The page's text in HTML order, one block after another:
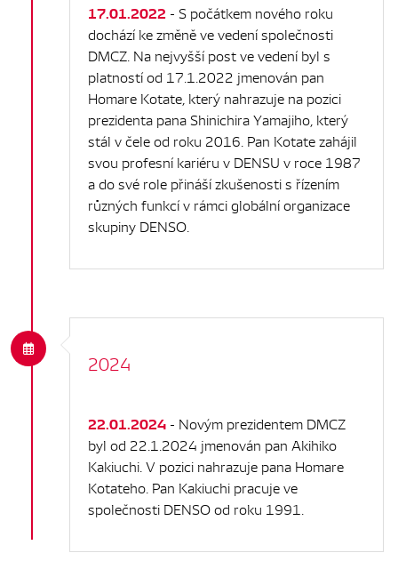
17.01.2022 - S počátkem nového roku
dochází ke změně ve vedení společnosti
DMCZ. Na nejvyšší post ve vedení byl s
platností od 17.1.2022 jmenován pan
Homare Kotate, který nahrazuje na pozici
prezidenta pana Shinichira Yamajiho, který
stál v čele od roku 2016. Pan Kotate zahájil
svou profesní kariéru v DENSU v roce 1987
a do své role přináší zkušenosti s řízením
různých funkcí v rámci globální organizace
skupiny DENSO.
2024
22.01.2024 - Novým prezidentem DMCZ
byl od 22.1.2024 jmenován pan Akihiko
Kakiuchi. V pozici nahrazuje pana Homare
Kotateho. Pan Kakiuchi pracuje ve
společnosti DENSO od roku 1991.